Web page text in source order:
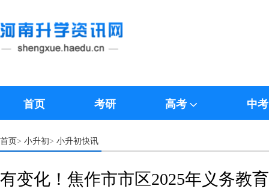
首页 考研 高考 中考
首页> 小升初> 小升初快讯
有变化！焦作市市区2025年义务教